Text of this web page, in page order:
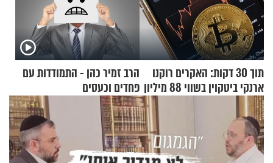
תוך 30 דקות: האקרים רוקנו
ארנקי ביטקוין בשווי 88 מיליון
דולר
הרב זמיר כהן - התמודדות עם
פחדים וכעסים